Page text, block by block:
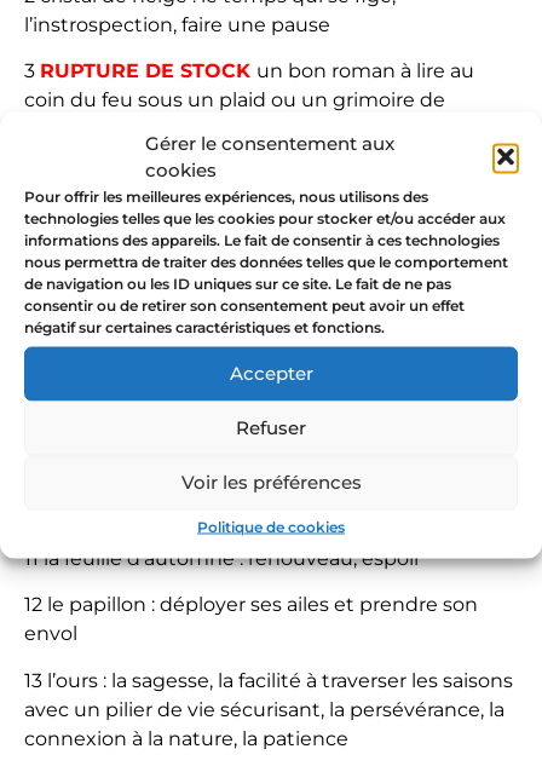
Gérer le consentement aux
cookies
Pour offrir les meilleures expériences, nous utilisons des
technologies telles que les cookies pour stocker et/ou accéder aux
informations des appareils. Le fait de consentir à ces technologies
nous permettra de traiter des données telles que le comportement
de navigation ou les ID uniques sur ce site. Le fait de ne pas
consentir ou de retirer son consentement peut avoir un effet
négatif sur certaines caractéristiques et fonctions.
Accepter
Refuser
Voir les préférences
Politique de cookies
l’instrospection, faire une pause
3 RUPTURE DE STOCK un bon roman à lire au
coin du feu sous un plaid ou un grimoire de
4 l’amour de soi
5 le troisième oeil : l’intuition
6 le bijou de mamie
7RUPTURE DE STOCKguidée par le coeur
8 la main : générosité, transmission, créativité +
“avoir la main verte”
9 l’hirondelle : famille, foyer
10 le serpent : transformation, purification,
11 la feuille d’automne : renouveau, espoir
12 le papillon : déployer ses ailes et prendre son
envol
13 l’ours : la sagesse, la facilité à traverser les saisons
avec un pilier de vie sécurisant, la persévérance, la
connexion à la nature, la patience